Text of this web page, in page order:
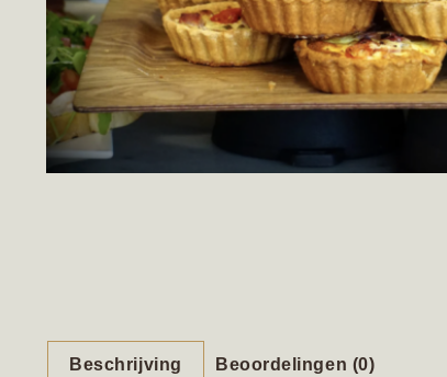
Beschrijving Beoordelingen (0)